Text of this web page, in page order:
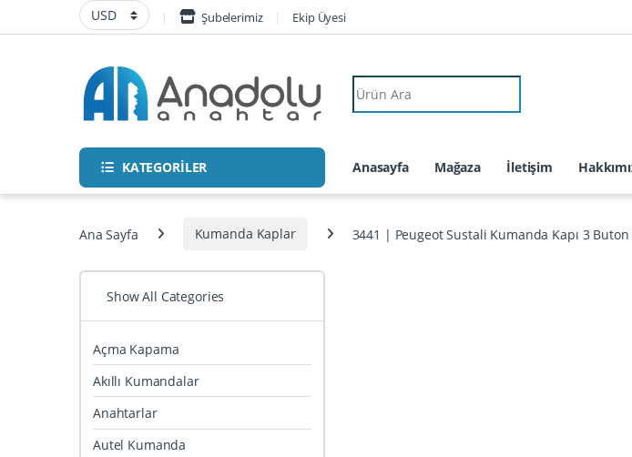
Skip to navigation
Skip to content Şubelerimiz Ekip Üyesi
Search for:
KATEGORİLER Anasayfa Mağaza İletişim
Ana Sayfa Kumanda Kaplar 3441 | Peugeot Sustali Kumanda Kapı 3
Show All Categories
Açma Kapama
Akıllı Kumandalar
Anahtarlar
Autel Kumanda